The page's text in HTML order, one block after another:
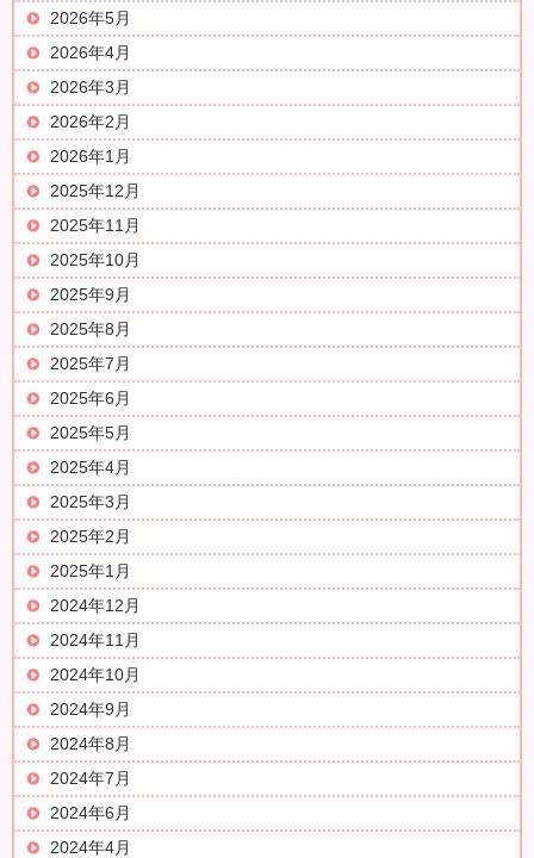
2026年5月
2026年4月
2026年3月
2026年2月
2026年1月
2025年12月
2025年11月
2025年10月
2025年9月
2025年8月
2025年7月
2025年6月
2025年5月
2025年4月
2025年3月
2025年2月
2025年1月
2024年12月
2024年11月
2024年10月
2024年9月
2024年8月
2024年7月
2024年6月
2024年4月